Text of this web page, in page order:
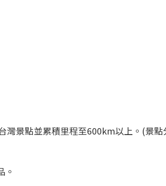
灣景點並累積里程至600km以上。(景
。